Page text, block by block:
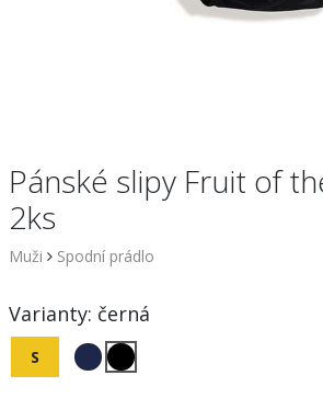
Pánské slipy Fruit of
2ks
Muži Spodní prádlo
Varianty: černá
S